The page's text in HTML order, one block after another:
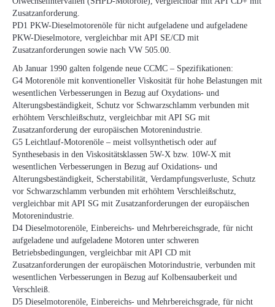
Zusatzanforderung.
PD1 PKW-Dieselmotorenöle für nicht aufgeladene und aufgeladene
PKW-Dieselmotore, vergleichbar mit API SE/CD mit
Zusatzanforderungen sowie nach VW 505.00.
Ab Januar 1990 galten folgende neue CCMC – Spezifikationen:
G4 Motorenöle mit konventioneller Viskosität für hohe Belastungen mit
wesentlichen Verbesserungen in Bezug auf Oxydations- und
Alterungsbeständigkeit, Schutz vor Schwarzschlamm verbunden mit
erhöhtem Verschleißschutz, vergleichbar mit API SG mit
Zusatzanforderung der europäischen Motorenindustrie.
G5 Leichtlauf-Motorenöle – meist vollsynthetisch oder auf
Synthesebasis in den Viskositätsklassen 5W-X bzw. 10W-X mit
wesentlichen Verbesserungen in Bezug auf Oxidations- und
Alterungsbeständigkeit, Scherstabilität, Verdampfungsverluste, Schutz
vor Schwarzschlamm verbunden mit erhöhtem Verschleißschutz,
vergleichbar mit API SG mit Zusatzanforderungen der europäischen
Motorenindustrie.
D4 Dieselmotorenöle, Einbereichs- und Mehrbereichsgrade, für nicht
aufgeladene und aufgeladene Motoren unter schweren
Betriebsbedingungen, vergleichbar mit API CD mit
Zusatzanforderungen der europäischen Motorindustrie, verbunden mit
wesentlichen Verbesserungen in Bezug auf Kolbensauberkeit und
Verschleiß.
D5 Dieselmotorenöle, Einbereichs- und Mehrbereichsgrade, für nicht